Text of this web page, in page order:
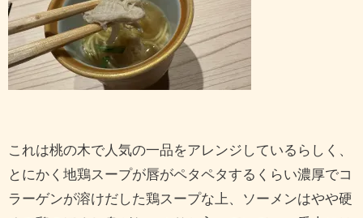
これは桃の木で人気の一品をアレンジしているらしく、
とにかく地鶏スープが唇がペタペタするくらい濃厚でコ
ラーゲンが溶けだした鶏スープな上、ソーメンはやや硬